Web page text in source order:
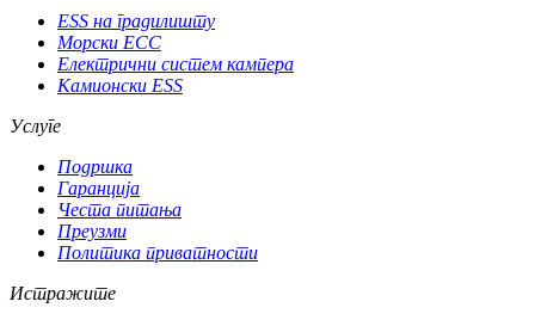
ESS на градилишту
Морски ЕСС
Електрични систем кампера
Камионски ESS
Услуге
Подршка
Гаранција
Честа питања
Преузми
Политика приватности
Истражите